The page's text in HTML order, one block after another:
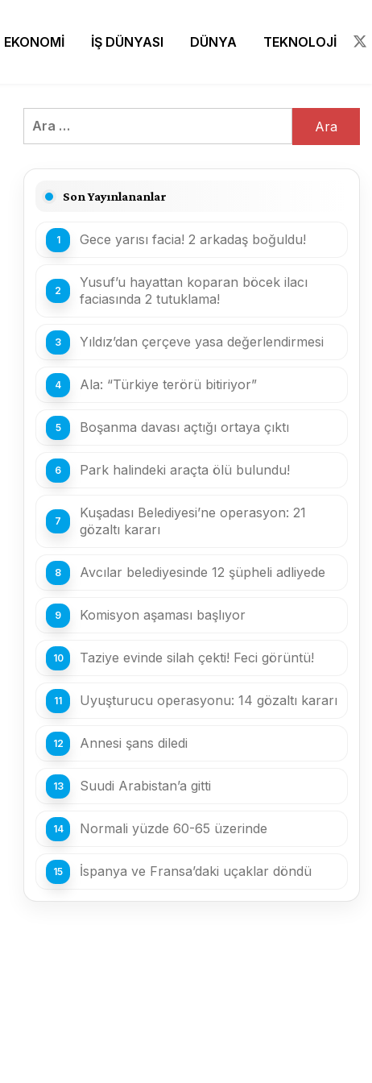
EKONOMİ İŞ DÜNYASI DÜNYA TEKNOLOJİ
Arama:
Son Yayınlananlar
Gece yarısı facia! 2 arkadaş boğuldu!
Yusuf’u hayattan koparan böcek ilacı
faciasında 2 tutuklama!
Yıldız’dan çerçeve yasa değerlendirmesi
Ala: “Türkiye terörü bitiriyor”
Boşanma davası açtığı ortaya çıktı
Park halindeki araçta ölü bulundu!
Kuşadası Belediyesi’ne operasyon: 21
gözaltı kararı
Avcılar belediyesinde 12 şüpheli adliyede
Komisyon aşaması başlıyor
Taziye evinde silah çekti! Feci görüntü!
Uyuşturucu operasyonu: 14 gözaltı kararı
Annesi şans diledi
Suudi Arabistan’a gitti
Normali yüzde 60-65 üzerinde
İspanya ve Fransa’daki uçaklar döndü